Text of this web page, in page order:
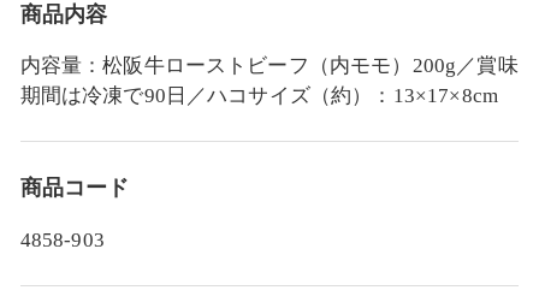
商品内容
内容量：松阪牛ローストビーフ（内モモ）200g／賞味
期間は冷凍で90日／ハコサイズ（約）：13×17×8cm
商品コード
4858-903